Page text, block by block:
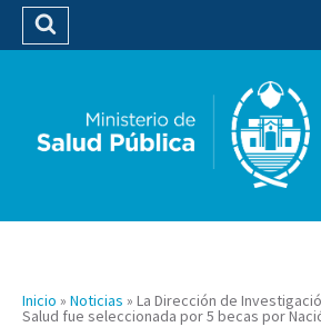
Biblioteca
Buscar
Inicio » Noticias » La Dirección de
Salud fue seleccionada por 5 becas por